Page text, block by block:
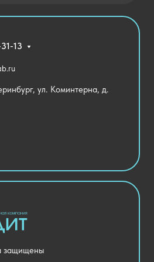
письма
обучения
13
ул. Коминтерна, д.
защищены